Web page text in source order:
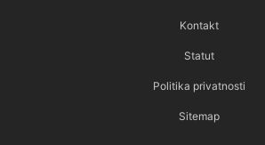
Kontakt
Statut
Politika privatnosti
Sitemap